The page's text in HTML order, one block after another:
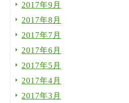
2017年9月
2017年8月
2017年7月
2017年6月
2017年5月
2017年4月
2017年3月